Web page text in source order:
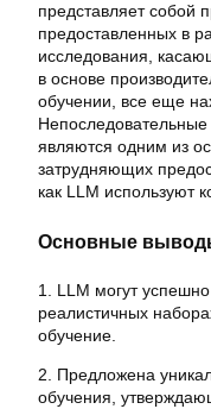
представляет собой
предоставленных в
исследования,
в основе
обучении, все еще
Непоследовательные
являются одним из
затрудняющих
как LLM используют
Основные
1. LLM могут
реалистичных
обучение.
2. Предложена
обучения,